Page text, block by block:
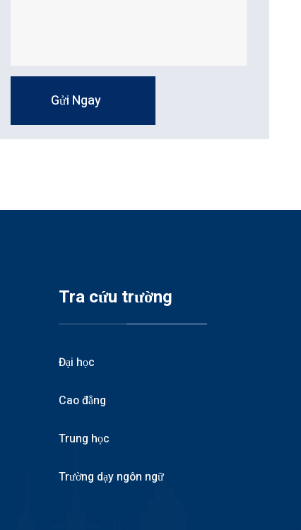
Gửi Ngay
Tra cứu trường
Đại học
Cao đẳng
Trung học
Trường dạy ngôn ngữ